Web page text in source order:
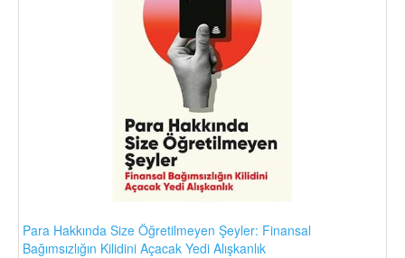
Para Hakkında Size Öğretilmeyen Şeyler: Finansal
Bağımsızlığın Kilidini Açacak Yedi Alışkanlık